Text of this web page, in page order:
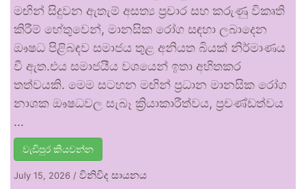
මඟින් සිදුවන ඇතැම් අසත්‍ය ප්‍රචාර සහ කරුණු විකෘති
කිරීම් හේතුවෙන්, මානසික රෝග සඳහා ලබාදෙන
ඖෂධ පිළිබඳව සමාජය තුළ අනියත බියක් නිර්මාණය
වී ඇත.එය සමාජයීය වශයෙන් ඉතා අහිතකර
තත්වයකි. මෙම සටහන මඟින් ප්‍රධාන මානසික රෝග
නාශක ඖෂධවල සැබෑ ක්‍රියාකාරීත්වය, ප්‍රචණ්ඩත්වය
…
වැඩිපුර කියවන්න
July 15, 2026 / විනිවිද සායනය